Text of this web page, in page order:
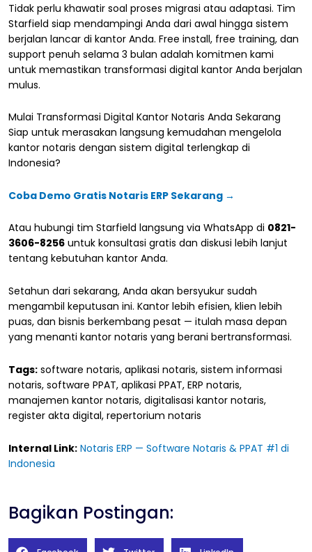
Tidak perlu khawatir soal proses migrasi atau adaptasi. Tim
Starfield siap mendampingi Anda dari awal hingga sistem
berjalan lancar di kantor Anda. Free install, free training, dan
support penuh selama 3 bulan adalah komitmen kami
untuk memastikan transformasi digital kantor Anda berjalan
mulus.
Mulai Transformasi Digital Kantor Notaris Anda Sekarang
Siap untuk merasakan langsung kemudahan mengelola
kantor notaris dengan sistem digital terlengkap di
Indonesia?
Coba Demo Gratis Notaris ERP Sekarang →
Atau hubungi tim Starfield langsung via WhatsApp di 0821-
3606-8256 untuk konsultasi gratis dan diskusi lebih lanjut
tentang kebutuhan kantor Anda.
Setahun dari sekarang, Anda akan bersyukur sudah
mengambil keputusan ini. Kantor lebih efisien, klien lebih
puas, dan bisnis berkembang pesat — itulah masa depan
yang menanti kantor notaris yang berani bertransformasi.
Tags: software notaris, aplikasi notaris, sistem informasi
notaris, software PPAT, aplikasi PPAT, ERP notaris,
manajemen kantor notaris, digitalisasi kantor notaris,
register akta digital, repertorium notaris
Internal Link: Notaris ERP — Software Notaris & PPAT #1 di
Indonesia
Bagikan Postingan: